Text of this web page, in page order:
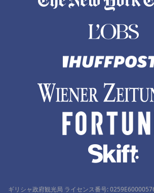
ギリシャ政府観光局 ライセンス番号: